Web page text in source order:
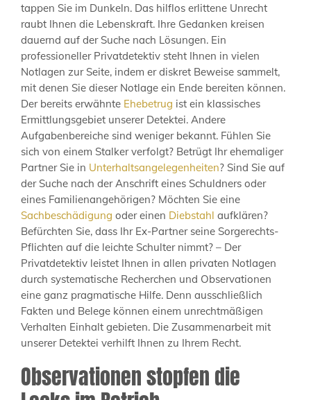
tappen Sie im Dunkeln. Das hilflos erlittene Unrecht
raubt Ihnen die Lebenskraft. Ihre Gedanken kreisen
dauernd auf der Suche nach Lösungen. Ein
professioneller Privatdetektiv steht Ihnen in vielen
Notlagen zur Seite, indem er diskret Beweise sammelt,
mit denen Sie dieser Notlage ein Ende bereiten können.
Der bereits erwähnte Ehebetrug ist ein klassisches
Ermittlungsgebiet unserer Detektei. Andere
Aufgabenbereiche sind weniger bekannt. Fühlen Sie
sich von einem Stalker verfolgt? Betrügt Ihr ehemaliger
Partner Sie in Unterhaltsangelegenheiten? Sind Sie auf
der Suche nach der Anschrift eines Schuldners oder
eines Familienangehörigen? Möchten Sie eine
Sachbeschädigung oder einen Diebstahl aufklären?
Befürchten Sie, dass Ihr Ex-Partner seine Sorgerechts-
Pflichten auf die leichte Schulter nimmt? – Der
Privatdetektiv leistet Ihnen in allen privaten Notlagen
durch systematische Recherchen und Observationen
eine ganz pragmatische Hilfe. Denn ausschließlich
Fakten und Belege können einem unrechtmäßigen
Verhalten Einhalt gebieten. Die Zusammenarbeit mit
unserer Detektei verhilft Ihnen zu Ihrem Recht.
Observationen stopfen die